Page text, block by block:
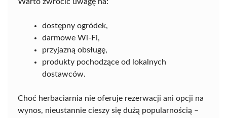
dostępny ogródek,
darmowe Wi-Fi,
przyjazną obsługę,
produkty pochodzące od lokalnych
dostawców.
Choć herbaciarnia nie oferuje rezerwacji ani opcji na
wynos, nieustannie cieszy się dużą popularnością –